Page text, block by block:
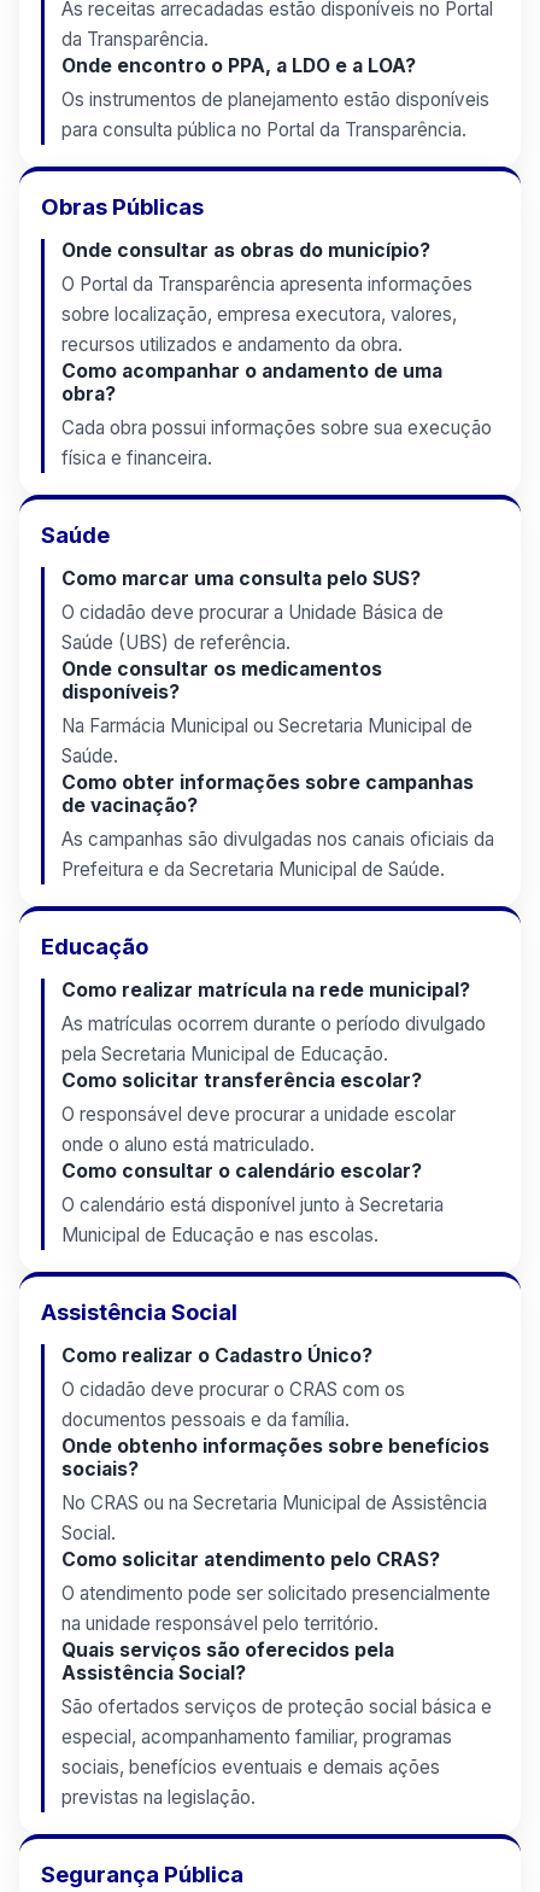
As receitas arrecadadas estão disponíveis no Portal
da Transparência.
Onde encontro o PPA, a LDO e a LOA?
Os instrumentos de planejamento estão disponíveis
para consulta pública no Portal da Transparência.
Obras Públicas
Onde consultar as obras do município?
O Portal da Transparência apresenta informações
sobre localização, empresa executora, valores,
recursos utilizados e andamento da obra.
Como acompanhar o andamento de uma
obra?
Cada obra possui informações sobre sua execução
física e financeira.
Saúde
Como marcar uma consulta pelo SUS?
O cidadão deve procurar a Unidade Básica de
Saúde (UBS) de referência.
Onde consultar os medicamentos
disponíveis?
Na Farmácia Municipal ou Secretaria Municipal de
Saúde.
Como obter informações sobre campanhas
de vacinação?
As campanhas são divulgadas nos canais oficiais da
Prefeitura e da Secretaria Municipal de Saúde.
Educação
Como realizar matrícula na rede municipal?
As matrículas ocorrem durante o período divulgado
pela Secretaria Municipal de Educação.
Como solicitar transferência escolar?
O responsável deve procurar a unidade escolar
onde o aluno está matriculado.
Como consultar o calendário escolar?
O calendário está disponível junto à Secretaria
Municipal de Educação e nas escolas.
Assistência Social
Como realizar o Cadastro Único?
O cidadão deve procurar o CRAS com os
documentos pessoais e da família.
Onde obtenho informações sobre benefícios
sociais?
No CRAS ou na Secretaria Municipal de Assistência
Social.
Como solicitar atendimento pelo CRAS?
O atendimento pode ser solicitado presencialmente
na unidade responsável pelo território.
Quais serviços são oferecidos pela
Assistência Social?
São ofertados serviços de proteção social básica e
especial, acompanhamento familiar, programas
sociais, benefícios eventuais e demais ações
previstas na legislação.
Segurança Pública